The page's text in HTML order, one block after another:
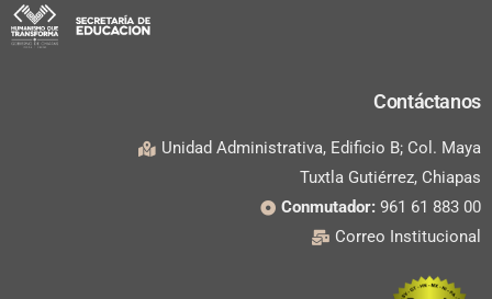
Contáctanos
Unidad Administrativa, Edificio B; Col. Maya
Tuxtla Gutiérrez, Chiapas
Conmutador: 961 61 883 00
Correo Institucional